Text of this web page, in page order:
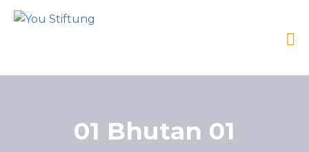
01 Bhutan 01